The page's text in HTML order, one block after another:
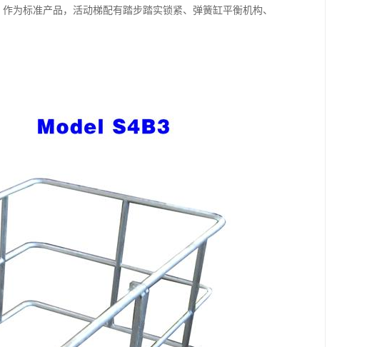
为标准产品，活动梯配有踏步踏实锁紧、弹簧缸平衡机构、